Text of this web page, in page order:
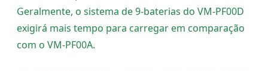
Geralmente, o sistema de 9-baterias do VM-PF00D
exigirá mais tempo para carregar em comparação
com o VM-PF00A.